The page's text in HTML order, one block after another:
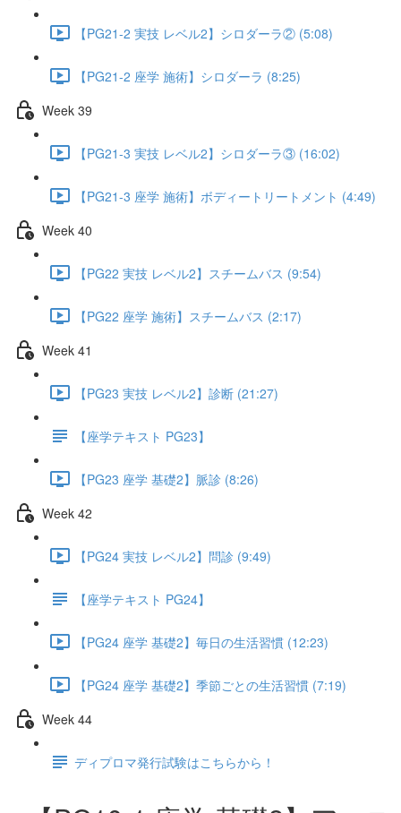
【PG21-2 実技 レベル2】シロダーラ② (5:08)
【PG21-2 座学 施術】シロダーラ (8:25)
Week 39
【PG21-3 実技 レベル2】シロダーラ③ (16:02)
【PG21-3 座学 施術】ボディートリートメント (4:49)
Week 40
【PG22 実技 レベル2】スチームバス (9:54)
【PG22 座学 施術】スチームバス (2:17)
Week 41
【PG23 実技 レベル2】診断 (21:27)
【座学テキスト PG23】
【PG23 座学 基礎2】脈診 (8:26)
Week 42
【PG24 実技 レベル2】問診 (9:49)
【座学テキスト PG24】
【PG24 座学 基礎2】毎日の生活習慣 (12:23)
【PG24 座学 基礎2】季節ごとの生活習慣 (7:19)
Week 44
ディプロマ発行試験はこちらから！